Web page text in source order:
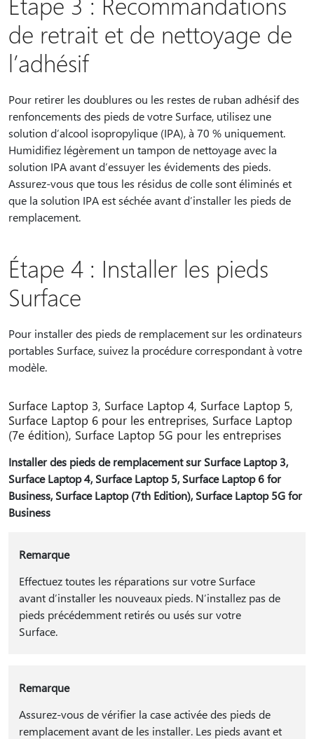
de retrait et de nettoyage de
l’adhésif
Pour retirer les doublures ou les restes de ruban adhésif des
renfoncements des pieds de votre Surface, utilisez une
solution d’alcool isopropylique (IPA), à 70 % uniquement.
Humidifiez légèrement un tampon de nettoyage avec la
solution IPA avant d’essuyer les évidements des pieds.
Assurez-vous que tous les résidus de colle sont éliminés et
que la solution IPA est séchée avant d’installer les pieds de
remplacement.
Étape 4 : Installer les pieds
Surface
Pour installer des pieds de remplacement sur les ordinateurs
portables Surface, suivez la procédure correspondant à votre
modèle.
Surface Laptop 3, Surface Laptop 4, Surface Laptop 5,
Surface Laptop 6 pour les entreprises, Surface Laptop
(7e édition), Surface Laptop 5G pour les entreprises
Installer des pieds de remplacement sur Surface Laptop 3,
Surface Laptop 4, Surface Laptop 5, Surface Laptop 6 for
Business, Surface Laptop (7th Edition), Surface Laptop 5G for
Business
Remarque
Effectuez toutes les réparations sur votre Surface
avant d’installer les nouveaux pieds. N’installez pas de
pieds précédemment retirés ou usés sur votre
Surface.
Remarque
Assurez-vous de vérifier la case activée des pieds de
remplacement avant de les installer. Les pieds avant et